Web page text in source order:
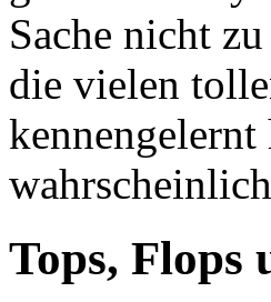
Sache nicht
die vielen
Tops, Flops